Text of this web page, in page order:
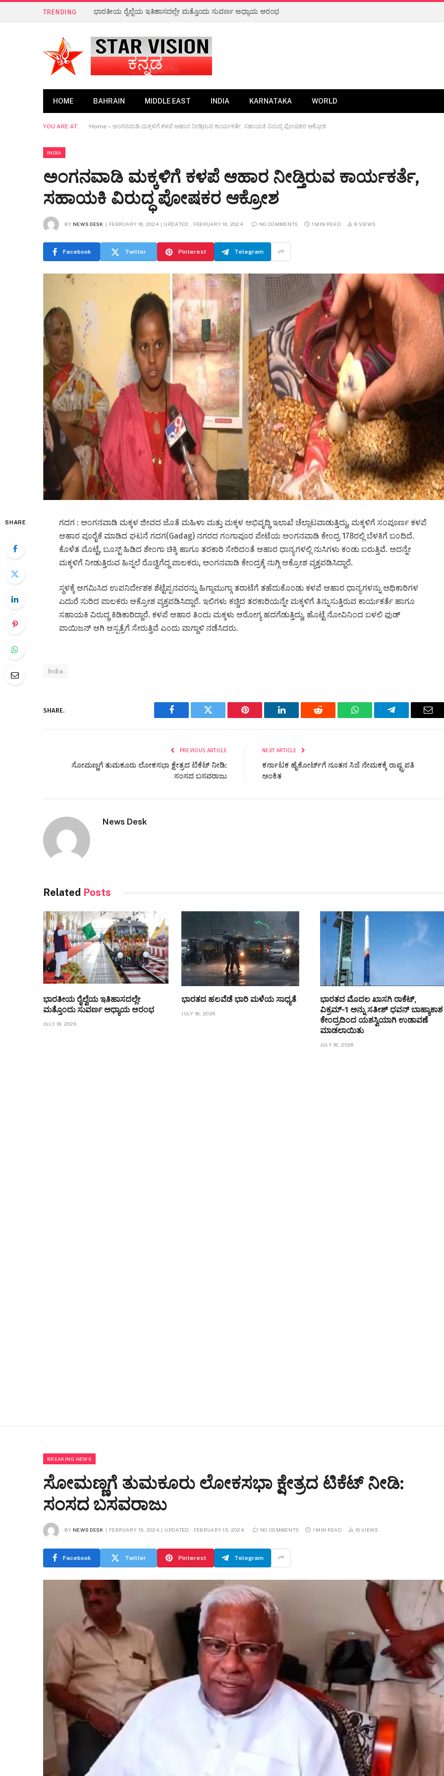
TRENDING ಭಾರತದ ಹಲವೆಡೆ ಭಾರಿ ಮಳೆಯ ಸಾಧ್ಯತೆ
HOME BAHRAIN MIDDLE EAST INDIA KARNATAKA WORLD
YOU ARE AT: Home » ಅಂಗನವಾಡಿ ಮಕ್ಕಳಿಗೆ ಕಳಪೆ ಆಹಾರ ನೀಡ್ತಿರುವ ಕಾರ್ಯಕರ್ತೆ, ಸಹಾಯಕಿ ವಿರುದ್ಧ ಪೋಷಕರ ಆಕ್ರೋಶ
INDIA
ಅಂಗನವಾಡಿ ಮಕ್ಕಳಿಗೆ ಕಳಪೆ ಆಹಾರ ನೀಡ್ತಿರುವ ಕಾರ್ಯಕರ್ತೆ,
ಸಹಾಯಕಿ ವಿರುದ್ಧ ಪೋಷಕರ ಆಕ್ರೋಶ
BY NEWS DESK FEBRUARY 16, 2024 UPDATED: FEBRUARY 16, 2024 NO COMMENTS 1 MIN READ 8 VIEWS
Facebook Twitter Pinterest Telegram
SHARE
ಗದಗ : ಅಂಗನವಾಡಿ ಮಕ್ಕಳ ಜೀವದ ಜೊತೆ‌ ಮಹಿಳಾ ಮತ್ತು ಮಕ್ಕಳ‌ ಅಭಿವೃದ್ಧಿ ಇಲಾಖೆ ಚೆಲ್ಲಾಟವಾಡುತ್ತಿದ್ದು, ಮಕ್ಕಳಿಗೆ ಸಂಪೂರ್ಣ ಕಳಪೆ
ಆಹಾರ ಪೂರೈಕೆ ಮಾಡಿದ ಘಟನೆ ಗದಗ(Gadag) ನಗರದ ಗಂಗಾಪೂರ ಪೇಟೆಯ ಅಂಗನವಾಡಿ‌ ಕೇಂದ್ರ 178ರಲ್ಲಿ ಬೆಳಕಿಗೆ ಬಂದಿದೆ.
ಕೊಳೆತ ಮೊಟ್ಟೆ, ಬೂಸ್ಟ್ ಹಿಡಿದ ಶೇಂಗಾ ಚಿಕ್ಕಿ ಹಾಗೂ ತರಕಾರಿ ಸೇರಿದಂತೆ ಆಹಾರ ಧಾನ್ಯಗಳಲ್ಲಿ ನುಸಿಗಳು ಕಂಡು ಬರುತ್ತಿವೆ. ಅದನ್ನೇ
ಮಕ್ಕಳಿಗೆ ನೀಡುತ್ತಿರುವ ಹಿನ್ನಲೆ ರೊಚ್ವಿಗೆದ್ದ ಪಾಲಕರು, ಅಂಗನವಾಡಿ ಕೇಂದ್ರಕ್ಕೆ ನುಗ್ಗಿ ಆಕ್ರೋಶ ವ್ಯಕ್ತಪಡಿಸಿದ್ದಾರೆ.
ಸ್ಥಳಕ್ಕೆ ಆಗಮಿಸಿದ ಉಪನಿರ್ದೇಶಕ ಶೆಟ್ಟೆಪ್ಪನವರ​ನ್ನು ಹಿಗ್ಗಾಮುಗ್ಗಾ ತರಾಟೆಗೆ ತಹೆದುಕೊಂಡು ಕಳಪೆ ಆಹಾರ ಧಾನ್ಯಗಳನ್ನು ಅಧಿಕಾರಿಗಳ
ಎದುರೆ ಸುರಿದ ಪಾಲಕರು ಆಕ್ರೋಶ ವ್ಯಕ್ತಪಡಿಸಿದ್ದಾರೆ. ಇಲಿಗಳು ಕಚ್ಚಿದ ತರಕಾರಿ‌ಯನ್ನೇ ಮಕ್ಕಳಿಗೆ ತಿನ್ನುಸುತ್ತಿರುವ ಕಾರ್ಯಕರ್ತೆ ಹಾಗೂ
ಸಹಾಯಕಿ ವಿರುದ್ಧ ಕಿಡಿಕಾರಿದ್ದಾರೆ. ಕಳಪೆ ಆಹಾರ ತಿಂದು ಮಕ್ಕಳು ಆರೋಗ್ಯ ಹದಗೆಡುತ್ತಿದ್ದು, ಹೊಟ್ಟೆ ನೋವಿನಿಂದ ಬಳಲಿ ಫುಡ್
ಪಾಯಿಜನ್ ಆಗಿ ಆಸ್ಪತ್ರೆಗೆ ಸೇರುತ್ತಿವೆ ಎಂದು ವಾಗ್ದಾಳಿ ನಡೆಸಿದರು.
India
SHARE.
Facebook Twitter Pinterest LinkedIn Reddit WhatsAppTelegram
PREVIOUS ARTICLE
ಸೋಮಣ್ಣಗೆ ತುಮಕೂರು ಲೋಕಸಭಾ ಕ್ಷೇತ್ರದ ಟಿಕೆಟ್‌ ನೀಡಿ:
ಸಂಸದ ಬಸವರಾಜು
NEXT ARTICLE
ಕರ್ನಾಟಕ ಹೈಕೋರ್ಟ್​ಗೆ ನೂತನ ಸಿಜೆ ನೇಮಕಕ್ಕೆ ರಾಷ್ಟ್ರಪತಿ
ಅಂಕಿತ
News Desk
Related Posts
ಭಾರತೀಯ ರೈಲ್ವೆಯ ಇತಿಹಾಸದಲ್ಲೇ
ಮತ್ತೊಂದು ಸುವರ್ಣ ಅಧ್ಯಾಯ ಆರಂಭ
JULY 19, 2026
ಭಾರತದ ಹಲವೆಡೆ ಭಾರಿ ಮಳೆಯ ಸಾಧ್ಯತೆ
JULY 18, 2026
ಭಾರತದ ಮೊದಲ ಖಾಸಗಿ ರಾಕೆಟ್,
ವಿಕ್ರಮ್-1 ಅನ್ನು ಸತೀಶ್ ಧವನ್ ಬಾಹ್ಯಾಕಾಶ
ಕೇಂದ್ರದಿಂದ ಯಶಸ್ವಿಯಾಗಿ ಉಡಾವಣೆ
ಮಾಡಲಾಯಿತು
JULY 18, 2026
BREAKING NEWS
ಸೋಮಣ್ಣಗೆ ತುಮಕೂರು ಲೋಕಸಭಾ ಕ್ಷೇತ್ರದ ಟಿಕೆಟ್‌ ನೀಡಿ:
ಸಂಸದ ಬಸವರಾಜು
BY NEWS DESK FEBRUARY 15, 2024 UPDATED: FEBRUARY 15, 2024 NO COMMENTS 1 MIN READ 10VIEWS
Facebook Twitter Pinterest Telegram